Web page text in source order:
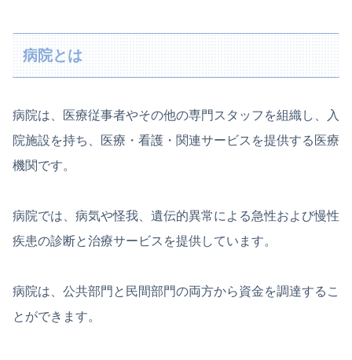
病院とは
病院は、医療従事者やその他の専門スタッフを組織し、入
院施設を持ち、医療・看護・関連サービスを提供する医療
機関です。
病院では、病気や怪我、遺伝的異常による急性および慢性
疾患の診断と治療サービスを提供しています。
病院は、公共部門と民間部門の両方から資金を調達するこ
とができます。